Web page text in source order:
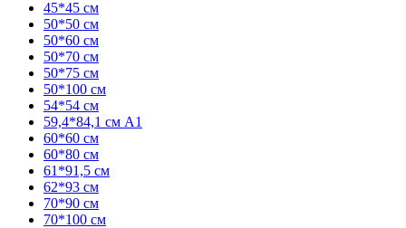
45*45 см
50*50 см
50*60 см
50*70 см
50*75 см
50*100 см
54*54 см
59,4*84,1 см А1
60*60 см
60*80 см
61*91,5 см
62*93 см
70*90 см
70*100 см